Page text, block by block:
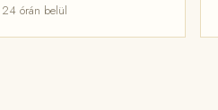
24 órán belül